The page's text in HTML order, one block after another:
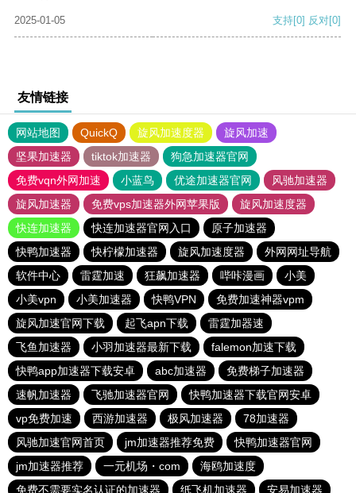
2025-01-05 支持[0] 反对[0]
友情链接
网站地图 QuickQ 旋风加速度器
旋风加速
坚果加速器
tiktok加速器
狗急加速器官网
免费vqn外网加速
小蓝鸟 优途加速器官网
风驰加速器
旋风加速器
免费vps加速器外网苹果版
旋风加速度器
快连加速器
快连加速器官网入口
原子加速器
快鸭加速器
快柠檬加速器 旋风加速度器
外网网址导航
软件中心
雷霆加速 狂飙加速器 哔咔漫画
小美
小美vpn
小美加速器 快鸭VPN
免费加速神器vpm
旋风加速官网下载
起飞apn下载
雷霆加器速
飞鱼加速器
小羽加速器最新下载
falemon加速下载
快鸭app加速器下载安卓
abc加速器
免费梯子加速器
速帆加速器
飞驰加速器官网
快鸭加速器下载官网安卓
vp免费加速
西游加速器 极风加速器
78加速器
风驰加速官网首页
jm加速器推荐免费
快鸭加速器官网
jm加速器推荐
一元机场・com
海鸥加速度
免费不需要实名认证的加速器
纸飞机加速器 安易加速器